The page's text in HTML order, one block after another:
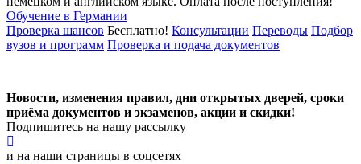
Обучение в Германии
Проверка шансов Бесплатно! Консультации Переводы Подбор
вузов и программ Проверка и подача документов
Новости, изменения правил, дни открытых дверей, сроки
приёма документов и экзаменов, акции и скидки!
Подпишитесь на нашу рассылку
и на наши страницы в соцсетях